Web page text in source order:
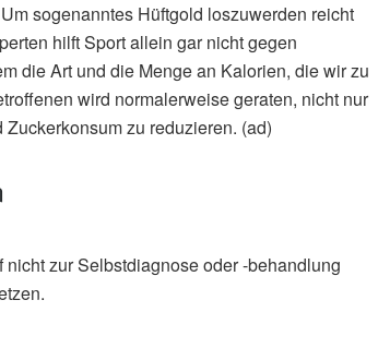
sogenanntes Hüftgold loszuwerden reicht
hilft Sport allein gar nicht gegen
die Art und die Menge an Kalorien, die wir zu
wird normalerweise geraten, nicht nur
zu reduzieren. (ad)
zur Selbstdiagnose oder -behandlung